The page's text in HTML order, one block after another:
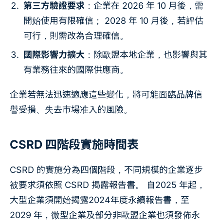
第三方驗證要求 ：企業在 2026 年 10 月後，需
開始使用有限確信； 2028 年 10 月後，若評估
可行，則需改為合理確信。
國際影響力擴大 ：除歐盟本地企業，也影響與其
有業務往來的國際供應商。
企業若無法迅速適應這些變化，將可能面臨品牌信
譽受損、失去市場准入的風險。
CSRD 四階段實施時間表
CSRD 的實施分為四個階段，不同規模的企業逐步
被要求須依照 CSRD 揭露報告書。 自2025 年起，
大型企業須開始揭露2024年度永續報告書，至
2029 年，微型企業及部分非歐盟企業也須發佈永